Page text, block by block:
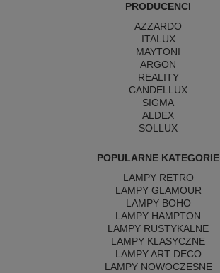
PRODUCENCI
AZZARDO
ITALUX
MAYTONI
ARGON
REALITY
CANDELLUX
SIGMA
ALDEX
SOLLUX
POPULARNE KATEGORIE
LAMPY RETRO
LAMPY GLAMOUR
LAMPY BOHO
LAMPY HAMPTON
LAMPY RUSTYKALNE
LAMPY KLASYCZNE
LAMPY ART DECO
LAMPY NOWOCZESNE